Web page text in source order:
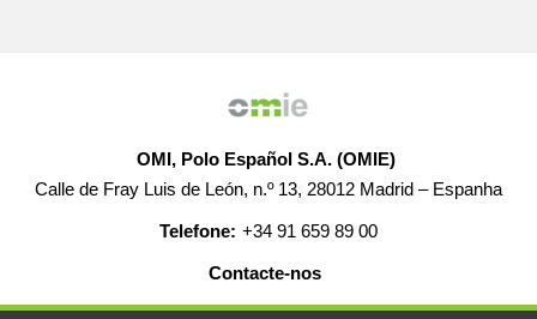
OMI, Polo Español S.A. (OMIE)
Calle de Fray Luis de León, n.º 13, 28012 Madrid – Espanha
Telefone: +34 91 659 89 00
Contacte-nos